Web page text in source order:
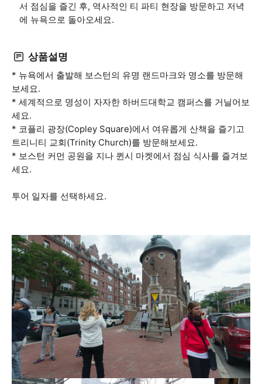
서 점심을 즐긴 후, 역사적인 티 파티 현장을 방문하고 저녁
에 뉴욕으로 돌아오세요.
상품설명
* 뉴욕에서 출발해 보스턴의 유명 랜드마크와 명소를 방문해
보세요.
* 세계적으로 명성이 자자한 하버드대학교 캠퍼스를 거닐어보
세요.
* 코플리 광장(Copley Square)에서 여유롭게 산책을 즐기고
트리니티 교회(Trinity Church)를 방문해보세요.
* 보스턴 커먼 공원을 지나 퀸시 마켓에서 점심 식사를 즐겨보
세요.
투어 일자를 선택하세요.